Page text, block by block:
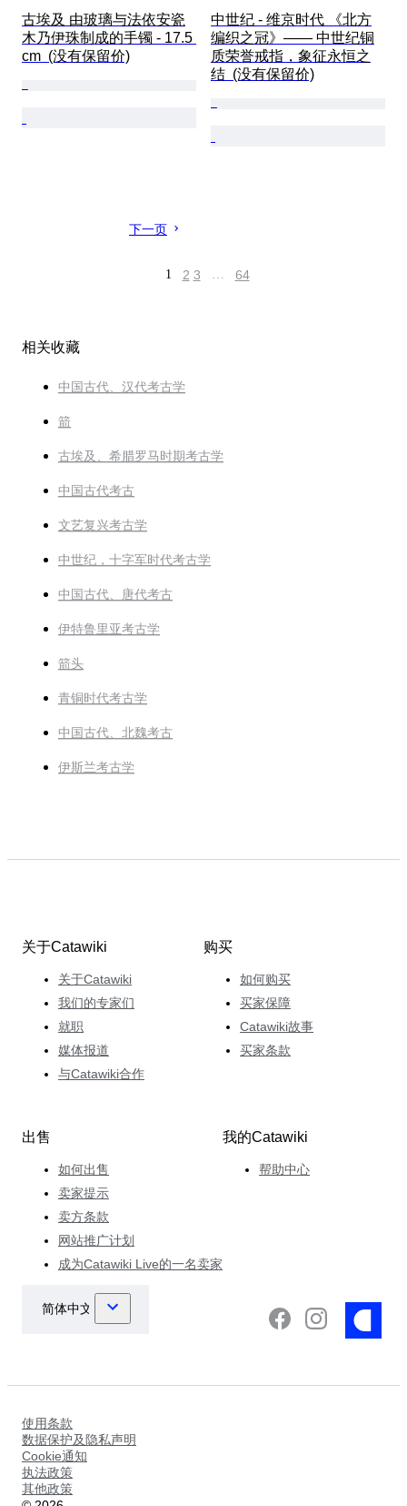
古埃及 由玻璃与法依安瓷
木乃伊珠制成的手镯 - 17.5
cm  (没有保留价)
中世纪 - 维京时代 《北方
编织之冠》—— 中世纪铜
质荣誉戒指，象征永恒之
结  (没有保留价)
下一页
1 2 3 … 64
相关收藏
中国古代、汉代考古学
箭
古埃及、希腊罗马时期考古学
中国古代考古
文艺复兴考古学
中世纪，十字军时代考古学
中国古代、唐代考古
伊特鲁里亚考古学
箭头
青铜时代考古学
中国古代、北魏考古
伊斯兰考古学
关于Catawiki
关于Catawiki
我们的专家们
就职
媒体报道
与Catawiki合作
购买
如何购买
买家保障
Catawiki故事
买家条款
出售
如何出售
卖家提示
卖方条款
网站推广计划
成为Catawiki Live的一名卖家
我的Catawiki
帮助中心
使用条款
数据保护及隐私声明
Cookie通知
执法政策
其他政策